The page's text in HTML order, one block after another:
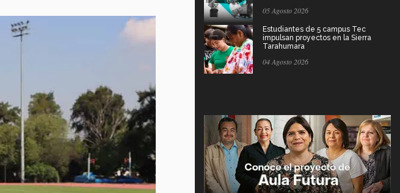
05 Agosto 2026
Estudiantes de 5 campus Tec
impulsan proyectos en la Sierra
Tarahumara
04 Agosto 2026